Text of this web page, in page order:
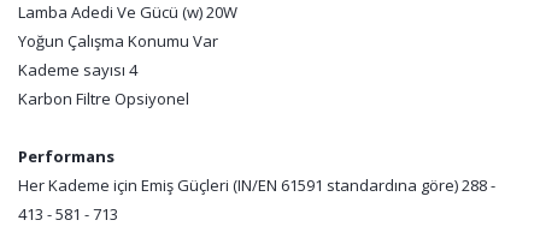
Lamba Adedi Ve Gücü (w) 20W
Yoğun Çalışma Konumu Var
Kademe sayısı 4
Karbon Filtre Opsiyonel
Performans
Her Kademe için Emiş Güçleri (IN/EN 61591 standardına göre) 288 -
413 - 581 - 713